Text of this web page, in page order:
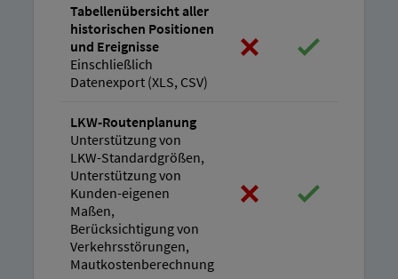
Tabellenübersicht aller
historischen Positionen
und Ereignisse
Einschließlich
Datenexport (XLS, CSV)
LKW-Routenplanung
Unterstützung von
LKW-Standardgrößen,
Unterstützung von
Kunden-eigenen
Maßen,
Berücksichtigung von
Verkehrsstörungen,
Mautkostenberechnung